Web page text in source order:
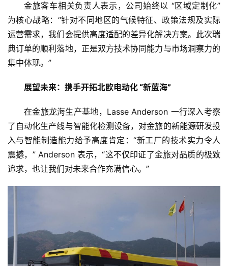
首
商
业
消
科
技
金旅客车相关负责人表示，公司始终以 “区域定制化”
为核心战略：“针对不同地区的气候特征、政策法规及实际
运营需求，我们会提供高度适配的差异化解决方案。此次瑞
典订单的顺利落地，正是双方技术协同能力与市场洞察力的
集中体现。”
展望未来：携手开拓北欧电动化 “新蓝海”
在金旅龙海生产基地，Lasse Anderson 一行深入考察
了自动化生产线与智能化检测设备，对金旅的新能源研发投
入与智能制造能力给予高度肯定：“新工厂的技术实力令人
震撼，” Anderson 表示，“这不仅印证了金旅对品质的极致
追求，也让我们对未来合作充满信心。”